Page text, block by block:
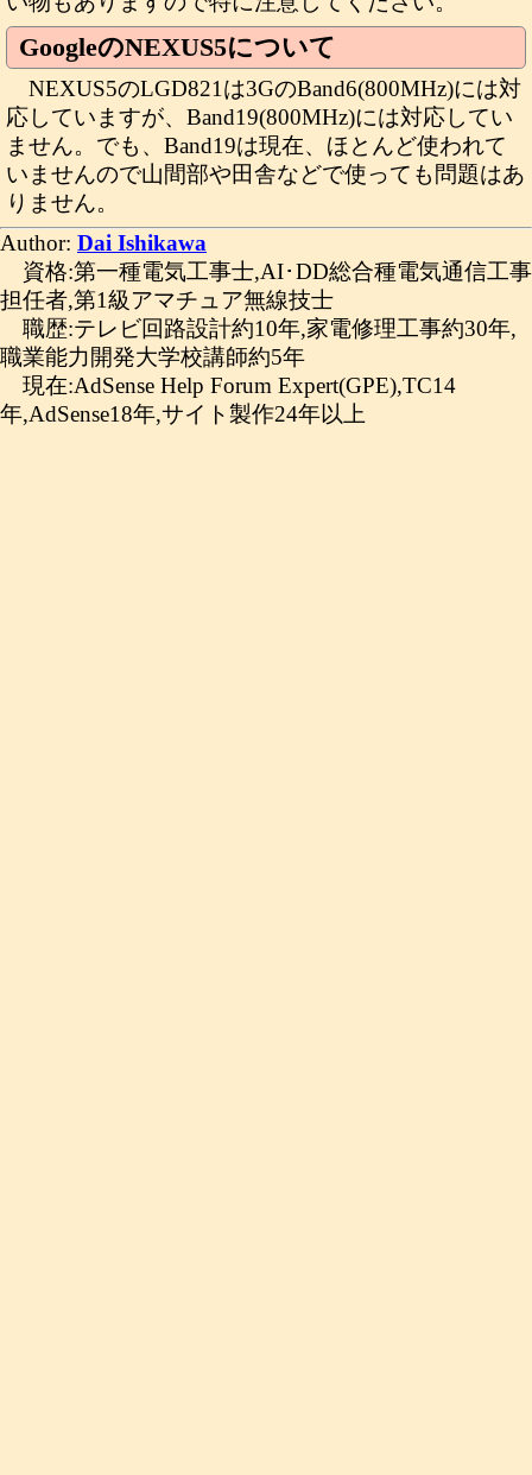
GoogleのNEXUS5について
NEXUS5のLGD821は3GのBand6(800MHz)には対
応していますが、Band19(800MHz)には対応してい
ません。でも、Band19は現在、ほとんど使われて
いませんので山間部や田舎などで使っても問題はあ
りません。
Author: Dai Ishikawa
資格:第一種電気工事士,AI･DD総合種電気通信工事
担任者,第1級アマチュア無線技士
職歴:テレビ回路設計約10年,家電修理工事約30年,
職業能力開発大学校講師約5年
現在:AdSense Help Forum Expert(GPE),TC14
年,AdSense18年,サイト製作24年以上